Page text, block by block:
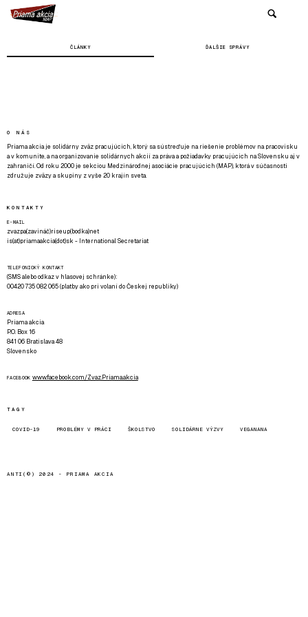
ČLÁNKY ĎALŠIE SPRÁVY
O NÁS
Priama akcia je solidárny zväz pracujúcich, ktorý sa sústreďuje na riešenie problémov na pracovisku
a v komunite, a na organizovanie solidárnych akcií za práva a požiadavky pracujúcich na Slovensku aj v
zahraničí. Od roku 2000 je sekciou Medzinárodnej asociácie pracujúcich (MAP), ktorá v súčasnosti
združuje zväzy a skupiny z vyše 20 krajín sveta.
KONTAKTY
E-MAIL
zvazpa(zavináč)riseup(bodka)net
is(at)priamaakcia(dot)sk - International Secretariat
TELEFONICKÝ KONTAKT
(SMS alebo odkaz v hlasovej schránke):
00420 735 082 065 (platby ako pri volaní do Českej republiky)
ADRESA
Priama akcia
P.O. Box 16
841 06 Bratislava 48
Slovensko
FACEBOOK www.facebook.com/Zvaz.Priama.akcia
TAGY
COVID-19 PROBLÉMY V PRÁCI ŠKOLSTVO SOLIDÁRNE VÝZVY VEGANANA
ANTI(©) 2024 - PRIAMA AKCIA